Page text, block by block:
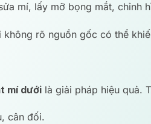
mí, lấy mỡ bọng mắt, chỉnh
rõ nguồn gốc có thể
mí dưới là giải pháp hiệu quả.
cân đối.